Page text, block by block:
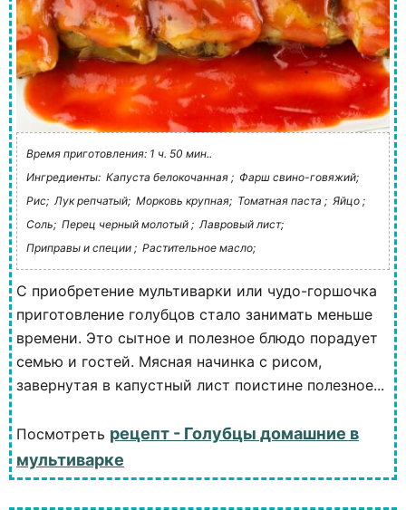
Время приготовления: 1 ч. 50 мин..
Ингредиенты: Капуста белокочанная ; Фарш свино-говяжий;
Рис; Лук репчатый; Морковь крупная; Томатная паста ; Яйцо ;
Соль; Перец черный молотый ; Лавровый лист;
Приправы и специи ; Растительное масло;
С приобретение мультиварки или чудо-горшочка
приготовление голубцов стало занимать меньше
времени. Это сытное и полезное блюдо порадует
семью и гостей. Мясная начинка с рисом,
завернутая в капустный лист поистине полезное...
Посмотреть рецепт - Голубцы домашние в
мультиварке